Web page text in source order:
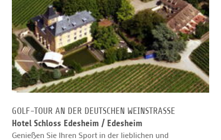
GOLF-TOUR AN DER DEUTSCHEN WEINSTRASSE
Hotel Schloss Edesheim / Edesheim
Genießen Sie Ihren Sport in der lieblichen und